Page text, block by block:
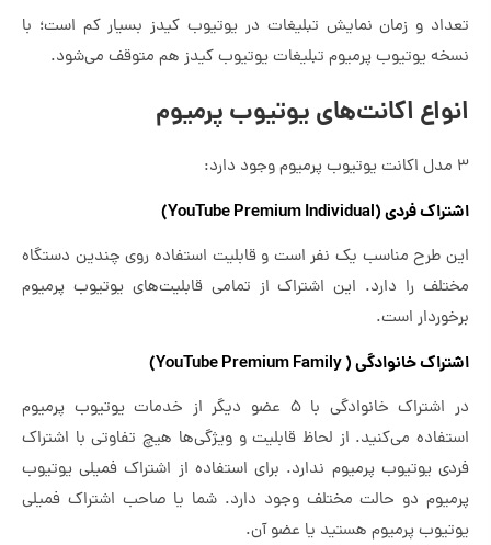
تعداد و زمان نمایش تبلیغات در یوتیوب کیدز بسیار کم است؛ با
نسخه یوتیوب پرمیوم تبلیغات یوتیوب کیدز هم متوقف می‌شود.
انواع اکانت‌های یوتیوب پرمیوم
3 مدل اکانت یوتیوب پرمیوم وجود دارد:
اشتراک فردی (YouTube Premium Individual)
این طرح مناسب یک نفر است و قابلیت استفاده روی چندین دستگاه
مختلف را دارد. این اشتراک از تمامی قابلیت‌های یوتیوب پرمیوم
برخوردار است.
اشتراک خانوادگی ( YouTube Premium Family)
در اشتراک خانوادگی با 5 عضو دیگر از خدمات یوتیوب پرمیوم
استفاده می‌کنید. از لحاظ قابلیت و ویژگی‌ها هیچ تفاوتی با اشتراک
فردی یوتیوب پرمیوم ندارد. برای استفاده از اشتراک فمیلی یوتیوب
پرمیوم دو حالت مختلف وجود دارد. شما یا صاحب اشتراک فمیلی
یوتیوب پرمیوم هستید یا عضو آن.